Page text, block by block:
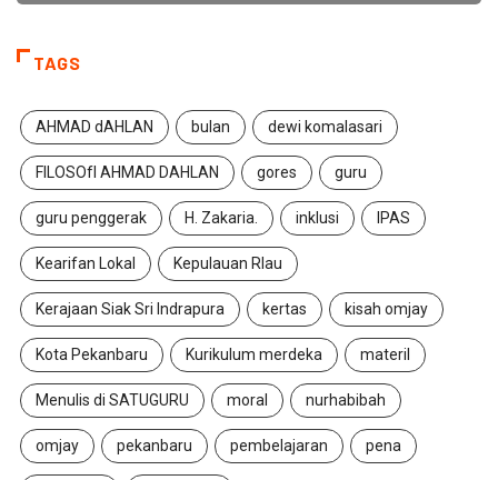
TAGS
AHMAD dAHLAN bulan dewi komalasari
FILOSOfI AHMAD DAHLAN gores guru
guru penggerak H. Zakaria. inklusi IPAS
Kearifan Lokal Kepulauan RIau
Kerajaan Siak Sri Indrapura kertas kisah omjay
Kota Pekanbaru Kurikulum merdeka materil
Menulis di SATUGURU moral nurhabibah
omjay pekanbaru pembelajaran pena